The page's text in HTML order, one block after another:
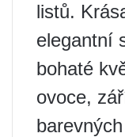
listů.
elegantní
bohaté
ovoce,